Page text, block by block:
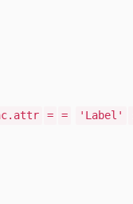
= = 'Label'